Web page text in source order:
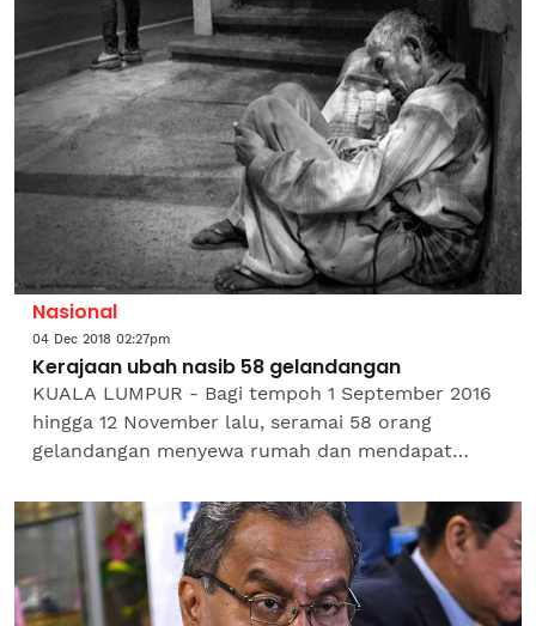
Nasional
04 Dec 2018 02:27pm
Kerajaan ubah nasib 58 gelandangan
KUALA LUMPUR - Bagi tempoh 1 September 2016
hingga 12 November lalu, seramai 58 orang
gelandangan menyewa rumah dan mendapat
Gelandangan, demikian...